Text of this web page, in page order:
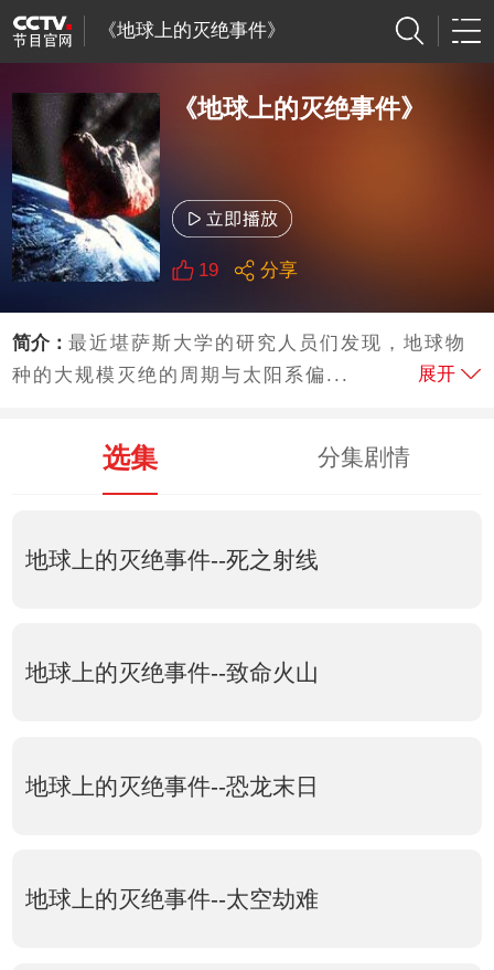
《地球上的灭绝事件》
《地球上的灭绝事件》
19 分享
简介：最近堪萨斯大学的研究人员们发现，地球物
种的大规模灭绝的周期与太阳系偏...
展开
选集 分集剧情
地球上的灭绝事件--死之射线
地球上的灭绝事件--致命火山
地球上的灭绝事件--恐龙末日
地球上的灭绝事件--太空劫难